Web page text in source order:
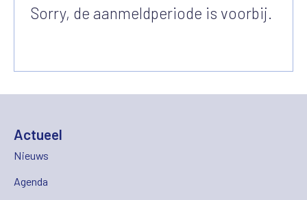
Sorry, de aanmeldperiode is voorbij.
Actueel
Nieuws
Agenda